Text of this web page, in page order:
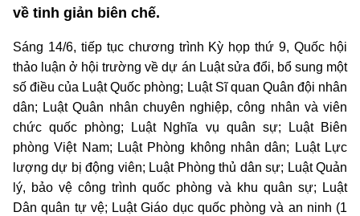
về tinh giản biên chế.
Sáng 14/6, tiếp tục chương trình Kỳ họp thứ 9, Quốc hội
thảo luận ở hội trường về dự án Luật sửa đổi, bổ sung một
số điều của Luật Quốc phòng; Luật Sĩ quan Quân đội nhân
dân; Luật Quân nhân chuyên nghiệp, công nhân và viên
chức quốc phòng; Luật Nghĩa vụ quân sự; Luật Biên
phòng Việt Nam; Luật Phòng không nhân dân; Luật Lực
lượng dự bị động viên; Luật Phòng thủ dân sự; Luật Quản
lý, bảo vệ công trình quốc phòng và khu quân sự; Luật
Dân quân tự vệ; Luật Giáo dục quốc phòng và an ninh (1